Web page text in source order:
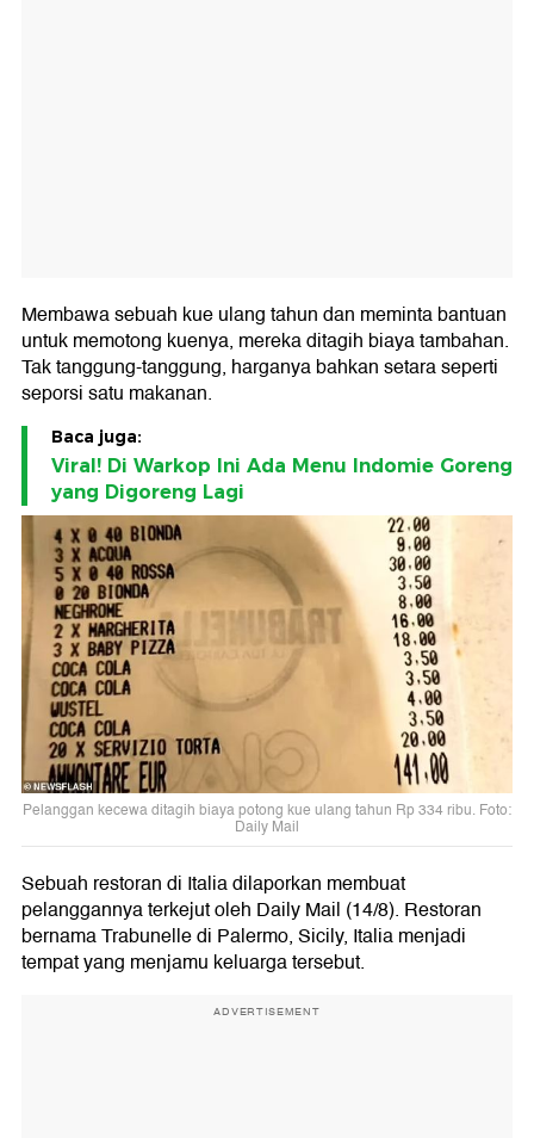
Membawa sebuah kue ulang tahun dan meminta bantuan
untuk memotong kuenya, mereka ditagih biaya tambahan.
Tak tanggung-tanggung, harganya bahkan setara seperti
seporsi satu makanan.
Baca juga:
Viral! Di Warkop Ini Ada Menu Indomie Goreng
yang Digoreng Lagi
Pelanggan kecewa ditagih biaya potong kue ulang tahun Rp 334 ribu. Foto:
Daily Mail
Sebuah restoran di Italia dilaporkan membuat
pelanggannya terkejut oleh Daily Mail (14/8). Restoran
bernama Trabunelle di Palermo, Sicily, Italia menjadi
tempat yang menjamu keluarga tersebut.
ADVERTISEMENT